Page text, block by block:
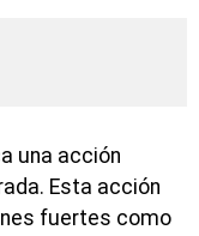
una acción
Esta acción
fuertes como